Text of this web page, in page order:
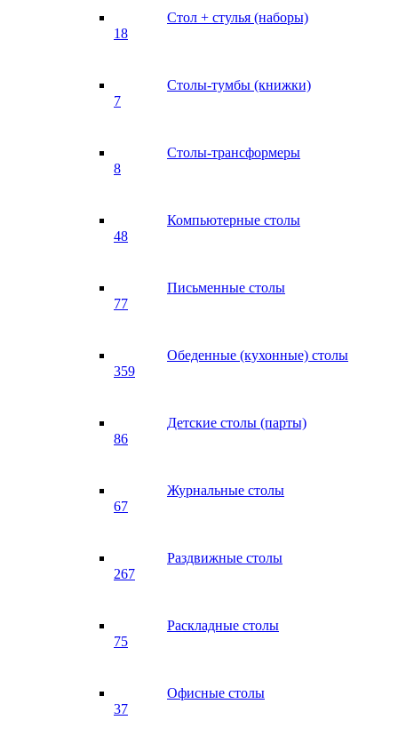
Стол + стулья (наборы)
18
Столы-тумбы (книжки)
7
Столы-трансформеры
8
Компьютерные столы
48
Письменные столы
77
Обеденные (кухонные) столы
359
Детские столы (парты)
86
Журнальные столы
67
Раздвижные столы
267
Раскладные столы
75
Офисные столы
37